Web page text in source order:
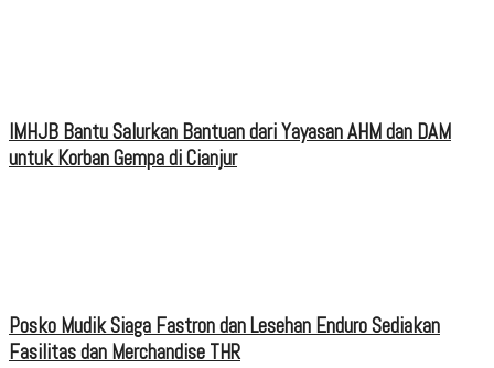
IMHJB Bantu Salurkan Bantuan dari Yayasan AHM dan DAM
untuk Korban Gempa di Cianjur
Posko Mudik Siaga Fastron dan Lesehan Enduro Sediakan
Fasilitas dan Merchandise THR